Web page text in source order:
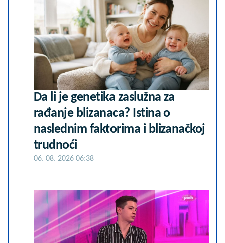
Da li je genetika zaslužna za
rađanje blizanaca? Istina o
naslednim faktorima i blizanačkoj
trudnoći
06. 08. 2026 06:38